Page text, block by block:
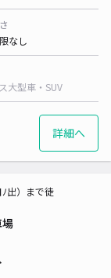
なし
大型車・SUV
詳細へ
出）まで徒